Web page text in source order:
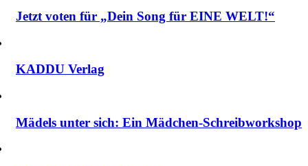
Jetzt voten für „Dein Song für EINE WELT!“
KADDU Verlag
Mädels unter sich: Ein Mädchen-Schreibworkshop